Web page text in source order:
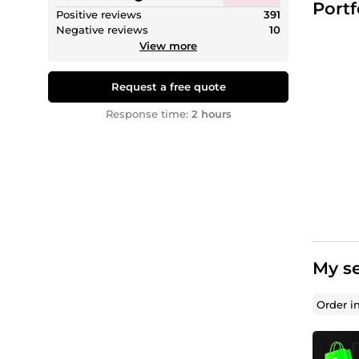
Positive reviews
391
Negative reviews
10
View more
Request a free quote
Response time: 2 hours
En plus
🎨
Adrien
My
Order